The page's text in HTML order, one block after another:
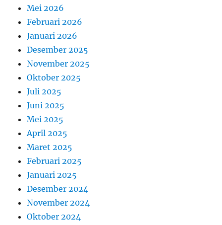
Mei 2026
Februari 2026
Januari 2026
Desember 2025
November 2025
Oktober 2025
Juli 2025
Juni 2025
Mei 2025
April 2025
Maret 2025
Februari 2025
Januari 2025
Desember 2024
November 2024
Oktober 2024